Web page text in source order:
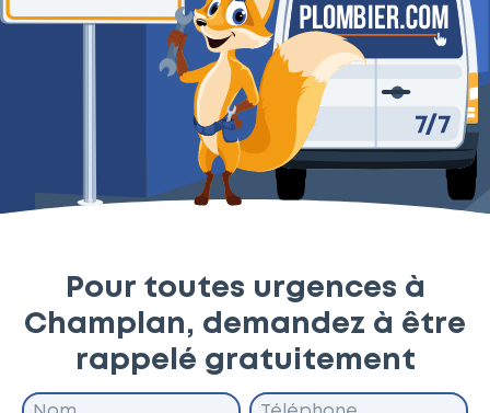
Pour toutes urgences à
Champlan, demandez à être
rappelé gratuitement